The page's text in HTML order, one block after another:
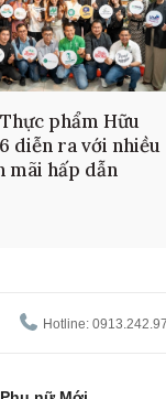
phẩm Hữu
diễn ra với nhiều
mãi hấp dẫn
Hotline: